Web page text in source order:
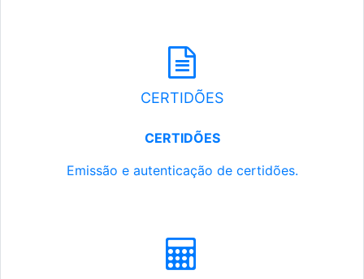
CERTIDÕES
CERTIDÕES
Emissão e autenticação de certidões.